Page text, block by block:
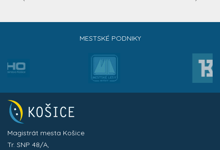
MESTSKÉ PODNIKY
Magistrát mesta Košice
Tr. SNP 48/A,